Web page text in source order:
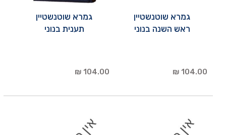
גמרא שוטנשטיין
ראש השנה בנוני
104.00 ₪
גמרא שוטנשטיין
תענית בנוני
104.00 ₪